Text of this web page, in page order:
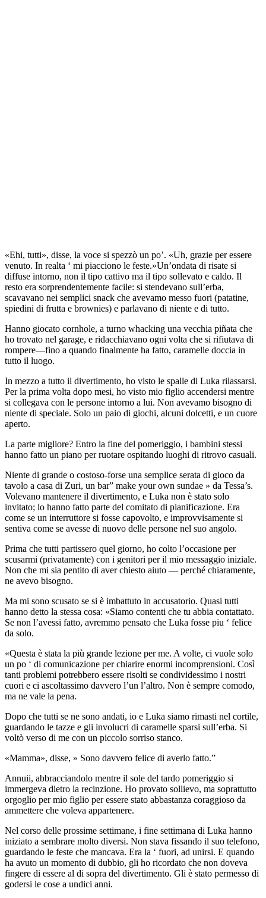
«Ehi, tutti», disse, la voce si spezzò un po’. «Uh, grazie per essere
venuto. In realta ‘ mi piacciono le feste.»Un’ondata di risate si
diffuse intorno, non il tipo cattivo ma il tipo sollevato e caldo. Il
resto era sorprendentemente facile: si stendevano sull’erba,
scavavano nei semplici snack che avevamo messo fuori (patatine,
spiedini di frutta e brownies) e parlavano di niente e di tutto.
Hanno giocato cornhole, a turno whacking una vecchia piñata che
ho trovato nel garage, e ridacchiavano ogni volta che si rifiutava di
rompere—fino a quando finalmente ha fatto, caramelle doccia in
tutto il luogo.
In mezzo a tutto il divertimento, ho visto le spalle di Luka rilassarsi.
Per la prima volta dopo mesi, ho visto mio figlio accendersi mentre
si collegava con le persone intorno a lui. Non avevamo bisogno di
niente di speciale. Solo un paio di giochi, alcuni dolcetti, e un cuore
aperto.
La parte migliore? Entro la fine del pomeriggio, i bambini stessi
hanno fatto un piano per ruotare ospitando luoghi di ritrovo casuali.
Niente di grande o costoso-forse una semplice serata di gioco da
tavolo a casa di Zuri, un bar” make your own sundae » da Tessa’s.
Volevano mantenere il divertimento, e Luka non è stato solo
invitato; lo hanno fatto parte del comitato di pianificazione. Era
come se un interruttore si fosse capovolto, e improvvisamente si
sentiva come se avesse di nuovo delle persone nel suo angolo.
Prima che tutti partissero quel giorno, ho colto l’occasione per
scusarmi (privatamente) con i genitori per il mio messaggio iniziale.
Non che mi sia pentito di aver chiesto aiuto — perché chiaramente,
ne avevo bisogno.
Ma mi sono scusato se si è imbattuto in accusatorio. Quasi tutti
hanno detto la stessa cosa: «Siamo contenti che tu abbia contattato.
Se non l’avessi fatto, avremmo pensato che Luka fosse piu ‘ felice
da solo.
«Questa è stata la più grande lezione per me. A volte, ci vuole solo
un po ‘ di comunicazione per chiarire enormi incomprensioni. Così
tanti problemi potrebbero essere risolti se condividessimo i nostri
cuori e ci ascoltassimo davvero l’un l’altro. Non è sempre comodo,
ma ne vale la pena.
Dopo che tutti se ne sono andati, io e Luka siamo rimasti nel cortile,
guardando le tazze e gli involucri di caramelle sparsi sull’erba. Si
voltò verso di me con un piccolo sorriso stanco.
«Mamma», disse, » Sono davvero felice di averlo fatto.”
Annuii, abbracciandolo mentre il sole del tardo pomeriggio si
immergeva dietro la recinzione. Ho provato sollievo, ma soprattutto
orgoglio per mio figlio per essere stato abbastanza coraggioso da
ammettere che voleva appartenere.
Nel corso delle prossime settimane, i fine settimana di Luka hanno
iniziato a sembrare molto diversi. Non stava fissando il suo telefono,
guardando le feste che mancava. Era la ‘ fuori, ad unirsi. E quando
ha avuto un momento di dubbio, gli ho ricordato che non doveva
fingere di essere al di sopra del divertimento. Gli è stato permesso di
godersi le cose a undici anni.